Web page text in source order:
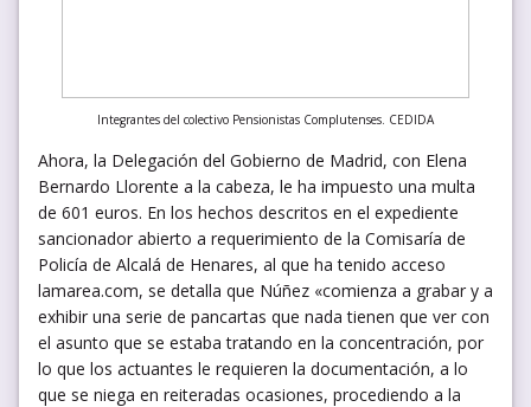
Integrantes del colectivo Pensionistas Complutenses. CEDIDA
Ahora, la Delegación del Gobierno de Madrid, con Elena
Bernardo Llorente a la cabeza, le ha impuesto una multa
de 601 euros. En los hechos descritos en el expediente
sancionador abierto a requerimiento de la Comisaría de
Policía de Alcalá de Henares, al que ha tenido acceso
lamarea.com, se detalla que Núñez «comienza a grabar y a
exhibir una serie de pancartas que nada tienen que ver con
el asunto que se estaba tratando en la concentración, por
lo que los actuantes le requieren la documentación, a lo
que se niega en reiteradas ocasiones, procediendo a la